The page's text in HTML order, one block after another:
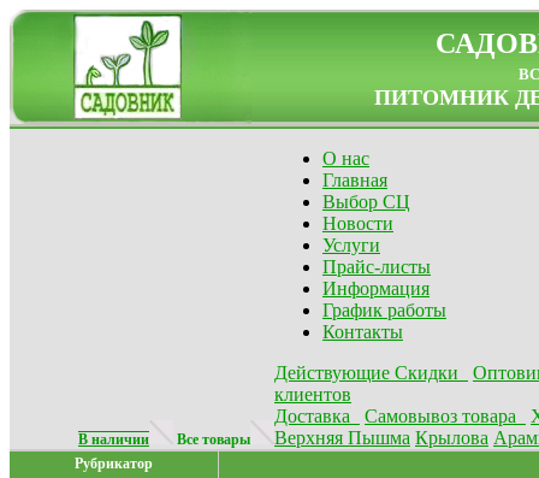
ПИТОМНИК
В наличии Все товары
О нас
Главная
Выбор СЦ
Новости
Услуги
Прайс-листы
Информация
График работы
Контакты
Действующие Скидки
клиентов
Доставка
Самовывоз товара
Верхняя Пышма Крылова
Рубрикатор